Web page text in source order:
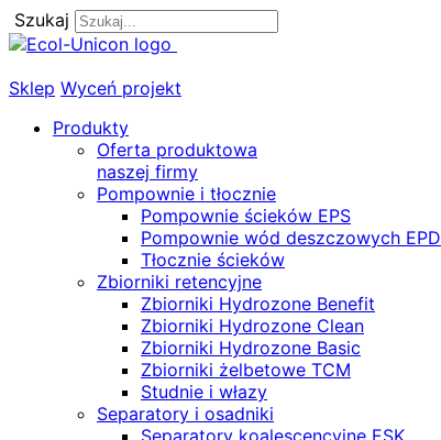
Szukaj
Skip
content
Sklep Wyceń projekt
Produkty
Oferta produktowa
naszej firmy
Pompownie i tłocznie
Pompownie ścieków EPS
Pompownie wód deszczowych EPD
Tłocznie ścieków
Zbiorniki retencyjne
Zbiorniki Hydrozone Benefit
Zbiorniki Hydrozone Clean
Zbiorniki Hydrozone Basic
Zbiorniki żelbetowe TCM
Studnie i włazy
Separatory i osadniki
Separatory koalescencyjne ESK